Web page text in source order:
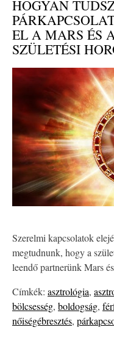
HOGYAN
EL A MARS ÉS
SZÜLETÉSI
Szerelmi kapcsolatok
megtudnunk, hogy a
leendő partnerünk Mars
Címkék: asztrológia,
bölcsesség, boldogság,
nőiségébresztés,